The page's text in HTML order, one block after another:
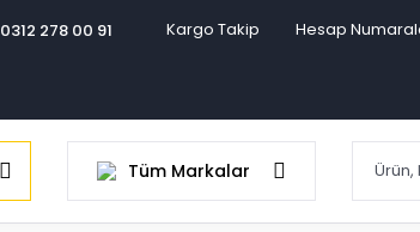
0312 278 00 91 Kargo Takip Hesap
Tüm Markalar